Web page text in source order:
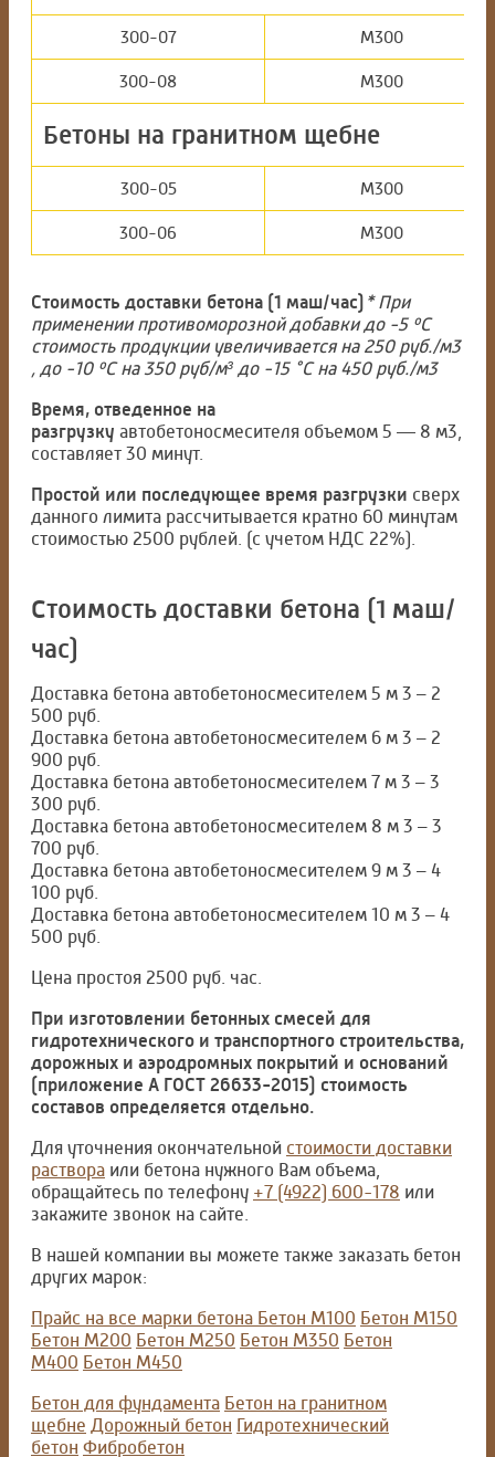
300-07 М300
300-08 М300
Бетоны на гранитном щебне
300-05 М300
300-06 М300
Стоимость доставки бетона (1 маш/час) * При
применении противоморозной добавки до -5 ºС
стоимость продукции увеличивается на 250 руб./м3
, до -10 ºС на 350 руб/м³ до -15 °С на 450 руб./м3
Время, отведенное на
разгрузку автобетоносмесителя объемом 5 — 8 м3,
составляет 30 минут.
Простой или последующее время разгрузки сверх
данного лимита рассчитывается кратно 60 минутам
стоимостью 2500 рублей. (с учетом НДС 22%).
Стоимость доставки бетона (1 маш/
час)
Доставка бетона автобетоносмесителем 5 м 3 – 2
500 руб.
Доставка бетона автобетоносмесителем 6 м 3 – 2
900 руб.
Доставка бетона автобетоносмесителем 7 м 3 – 3
300 руб.
Доставка бетона автобетоносмесителем 8 м 3 – 3
700 руб.
Доставка бетона автобетоносмесителем 9 м 3 – 4
100 руб.
Доставка бетона автобетоносмесителем 10 м 3 – 4
500 руб.
Цена простоя 2500 руб. час.
При изготовлении бетонных смесей для
гидротехнического и транспортного строительства,
дорожных и аэродромных покрытий и оснований
(приложение А ГОСТ 26633-2015) стоимость
составов определяется отдельно.
Для уточнения окончательной стоимости доставки
раствора или бетона нужного Вам объема,
обращайтесь по телефону +7 (4922) 600-178 или
закажите звонок на сайте.
В нашей компании вы можете также заказать бетон
других марок:
Прайс на все марки бетона Бетон М100 Бетон М150
Бетон М200 Бетон М250 Бетон М350 Бетон
М400 Бетон М450
Бетон для фундамента Бетон на гранитном
щебне Дорожный бетон Гидротехнический
бетон Фибробетон